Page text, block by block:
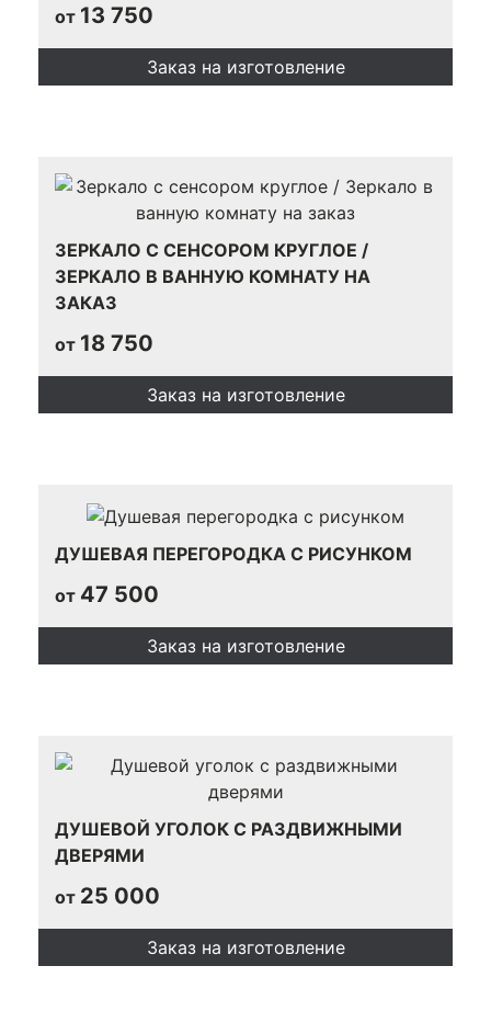
от 13 750
Заказ на изготовление
ЗЕРКАЛО С СЕНСОРОМ КРУГЛОЕ /
ЗЕРКАЛО В ВАННУЮ КОМНАТУ НА
ЗАКАЗ
от 18 750
Заказ на изготовление
ДУШЕВАЯ ПЕРЕГОРОДКА С РИСУНКОМ
от 47 500
Заказ на изготовление
ДУШЕВОЙ УГОЛОК С РАЗДВИЖНЫМИ
ДВЕРЯМИ
от 25 000
Заказ на изготовление